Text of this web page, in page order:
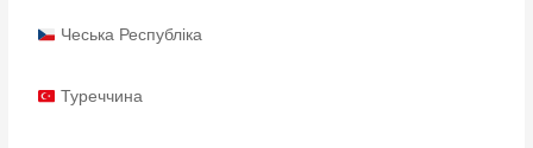
Чеська Республіка
Туреччина